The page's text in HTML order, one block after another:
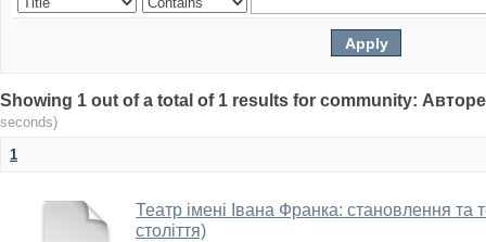
Showing 1 out of a total of 1 results for community:
seconds)
1
Театр імені Івана Франка: становлення та
століття)